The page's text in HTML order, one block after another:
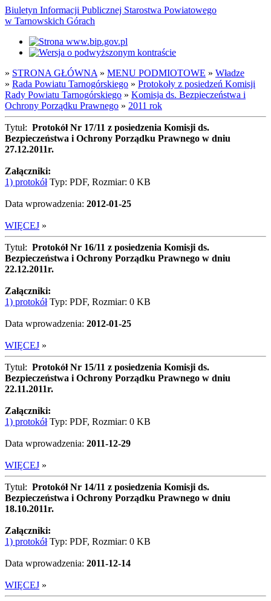
Biuletyn Informacji Publicznej Starostwa Powiatowego
w Tarnowskich Górach
» STRONA GŁÓWNA » MENU PODMIOTOWE » Władze
» Rada Powiatu Tarnogórskiego » Protokoły z posiedzeń Komisji
Rady Powiatu Tarnogórskiego » Komisja ds. Bezpieczeństwa i
Ochrony Porządku Prawnego » 2011 rok
Tytuł: Protokół Nr 17/11 z posiedzenia Komisji ds.
Bezpieczeństwa i Ochrony Porządku Prawnego w dniu
27.12.2011r.
Załączniki:
1) protokółTyp: PDF, Rozmiar: 0 KB
Data wprowadzenia: 2012-01-25
WIĘCEJ »
Tytuł: Protokół Nr 16/11 z posiedzenia Komisji ds.
Bezpieczeństwa i Ochrony Porządku Prawnego w dniu
22.12.2011r.
Załączniki:
1) protokółTyp: PDF, Rozmiar: 0 KB
Data wprowadzenia: 2012-01-25
WIĘCEJ »
Tytuł: Protokół Nr 15/11 z posiedzenia Komisji ds.
Bezpieczeństwa i Ochrony Porządku Prawnego w dniu
22.11.2011r.
Załączniki:
1) protokółTyp: PDF, Rozmiar: 0 KB
Data wprowadzenia: 2011-12-29
WIĘCEJ »
Tytuł: Protokół Nr 14/11 z posiedzenia Komisji ds.
Bezpieczeństwa i Ochrony Porządku Prawnego w dniu
18.10.2011r.
Załączniki:
1) protokółTyp: PDF, Rozmiar: 0 KB
Data wprowadzenia: 2011-12-14
WIĘCEJ »